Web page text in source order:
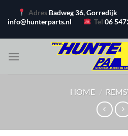
naar
Adres Badweg 36, Gorredijk
info@hunterparts.nl
Tel06
HOME /